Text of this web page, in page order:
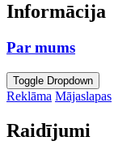
Informācija
Par mums
Toggle Dropdown
Reklāma Mājaslapas
Raidījumi